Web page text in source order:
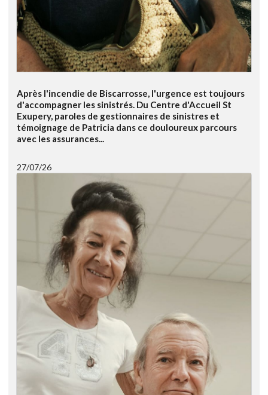
Après l'incendie de Biscarrosse, l'urgence est toujours
d'accompagner les sinistrés. Du Centre d'Accueil St
Exupery, paroles de gestionnaires de sinistres et
témoignage de Patricia dans ce douloureux parcours
avec les assurances...
27/07/26